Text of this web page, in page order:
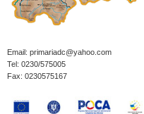
Email: primariadc@yahoo.com
Tel: 0230/575005
Fax: 0230575167